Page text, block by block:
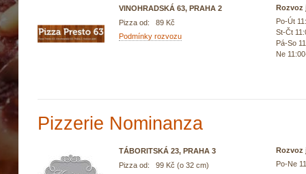
VINOHRADSKÁ 63, PRAHA 2
Pizza od: 89 Kč
Podmínky rozvozu
Rozvoz
Po-Út
St-Čt
Pá-So
Ne
Pizzerie Nominanza
TÁBORITSKÁ 23, PRAHA 3
Pizza od: 99 Kč (o 32 cm)
Rozvoz
Po-Ne